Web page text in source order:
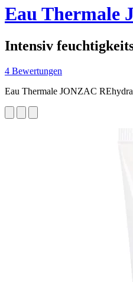
Eau Thermale
Intensiv
4 Bewertungen
Eau Thermale JONZAC